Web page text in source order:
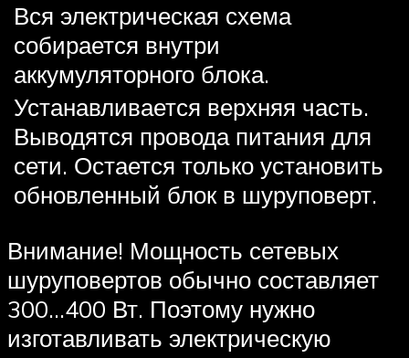
Вся электрическая схема
собирается внутри
аккумуляторного блока.
Устанавливается верхняя часть.
Выводятся провода питания для
сети. Остается только установить
обновленный блок в шуруповерт.
Внимание! Мощность сетевых
шуруповертов обычно составляет
300…400 Вт. Поэтому нужно
изготавливать электрическую